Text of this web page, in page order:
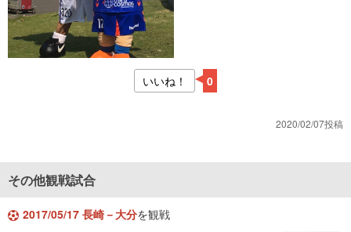
いいね！ 0
2020/02/07投稿
その他観戦試合
2017/05/17 長崎－大分を観戦